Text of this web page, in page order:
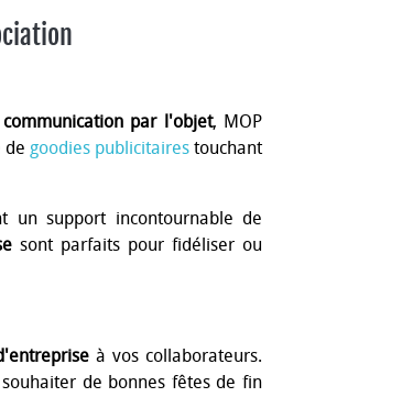
communication par l'objet, MOP
de goodies publicitairestouchant
un support incontournable de
sont parfaits pour fidéliser ou
à vos collaborateurs.
de bonnes fêtes de fin